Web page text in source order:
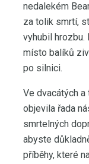
nedalekém
za tolik smrtí,
vyhubil hrozbu.
místo balíků
po silnici.
Ve dvacátých
objevila řada
smrtelných
abyste
příběhy, které